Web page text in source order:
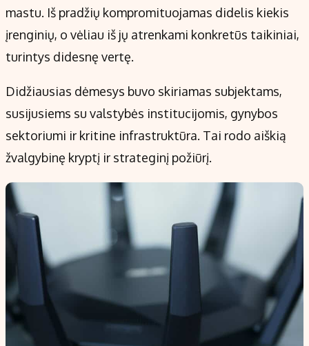
mastu. Iš pradžių kompromituojamas didelis kiekis
įrenginių, o vėliau iš jų atrenkami konkretūs taikiniai,
turintys didesnę vertę.
Didžiausias dėmesys buvo skiriamas subjektams,
susijusiems su valstybės institucijomis, gynybos
sektoriumi ir kritine infrastruktūra. Tai rodo aiškią
žvalgybinę kryptį ir strateginį požiūrį.